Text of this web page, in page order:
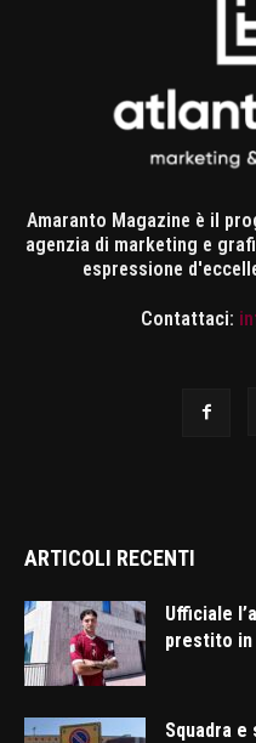
Amaranto Magazine è il
agenzia di marketing e
espressione
Contattaci:
ARTICOLI RECENTI
Ufficiale
prestito in
Squadra